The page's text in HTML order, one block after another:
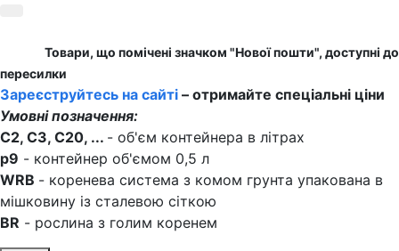
Товари, що помічені значком "Нової пошти", доступні до
пересилки
Зареєструйтесь на сайті – отримайте спеціальні ціни
Умовні позначення:
C2, C3, C20, ... - об'єм контейнера в літрах
p9 - контейнер об'ємом 0,5 л
WRB - коренева система з комом грунта упакована в
мішковину із сталевою сіткою
BR - рослина з голим коренем